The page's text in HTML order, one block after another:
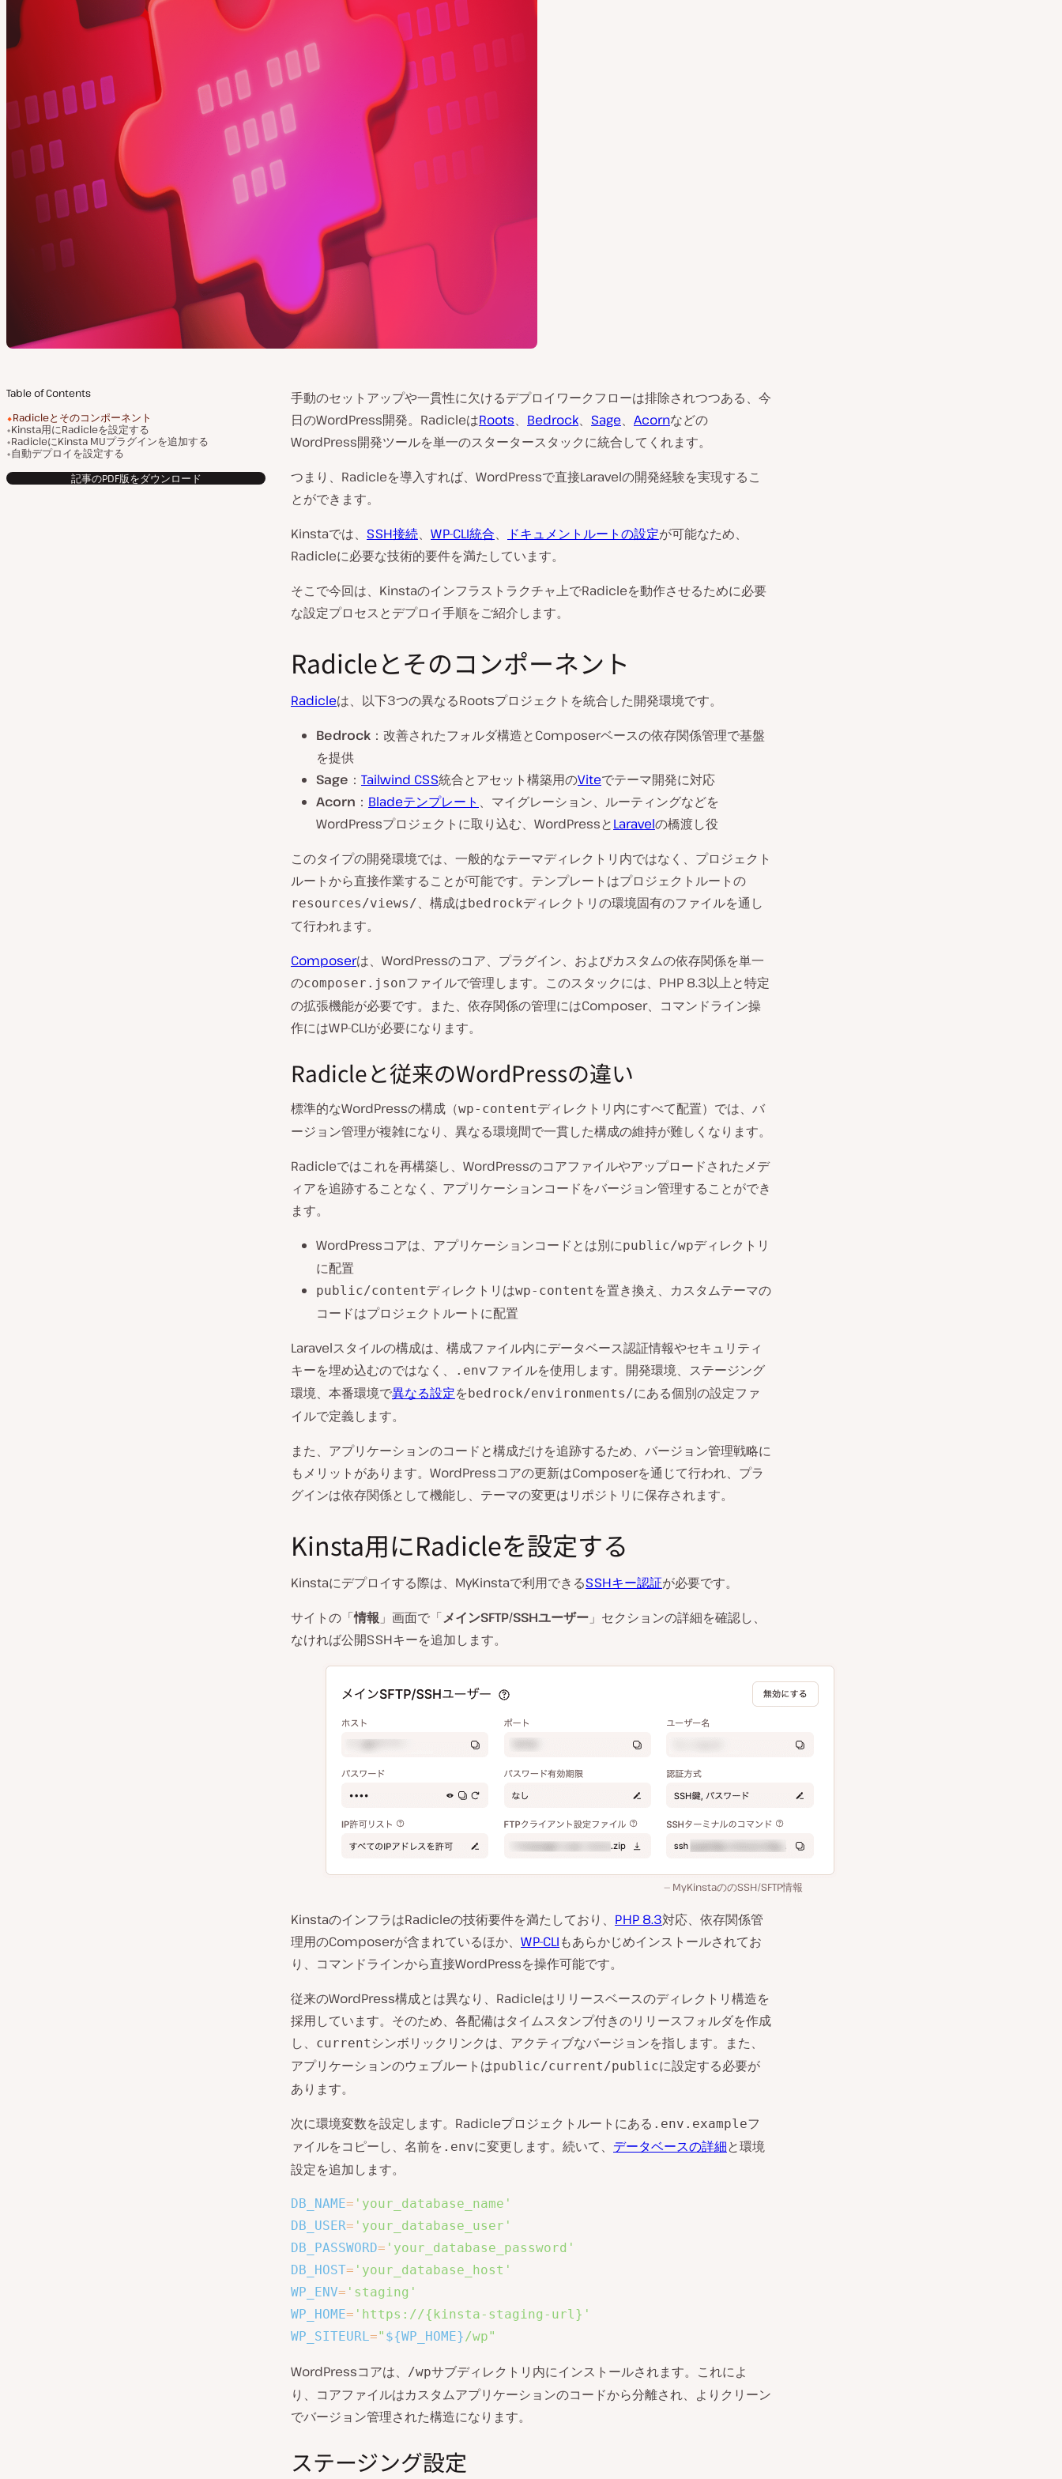
Table of Contents
Radicleとそのコンポーネント
Kinsta用にRadicleを設定する
RadicleにKinsta MUプラグインを追加する
自動デプロイを設定する
記事のPDF版をダウンロード
手動のセットアップや一貫性に欠けるデプロイワークフローは排除されつつある、今
日のWordPress開発。RadicleはRoots、 Bedrock、 Sage、 Acornなどの
WordPress開発ツールを単一のスタータースタックに統合してくれます。
つまり、Radicleを導入すれば、WordPressで直接Laravelの開発経験を実現するこ
とができます。
Kinstaでは、 SSH接続、 WP-CLI統合、 ドキュメントルートの設定が可能なため、
Radicleに必要な技術的要件を満たしています。
そこで今回は、Kinstaのインフラストラクチャ上でRadicleを動作させるために必要
な設定プロセスとデプロイ手順をご紹介します。
Radicleとそのコンポーネント
Radicleは、以下3つの異なるRootsプロジェクトを統合した開発環境です。
Bedrock ：改善されたフォルダ構造とComposerベースの依存関係管理で基盤
を提供
Sage ： Tailwind CSS統合とアセット構築用のViteでテーマ開発に対応
Acorn ： Bladeテンプレート 、マイグレーション、ルーティングなどを
WordPressプロジェクトに取り込む、WordPressとLaravelの橋渡し役
このタイプの開発環境では、一般的なテーマディレクトリ内ではなく、プロジェクト
ルートから直接作業することが可能です。テンプレートはプロジェクトルートの
resources/views/、構成はbedrockディレクトリの環境固有のファイルを通し
て行われます。
Composerは、WordPressのコア、プラグイン、およびカスタムの依存関係を単一
のcomposer.jsonファイルで管理します。このスタックには、PHP 8.3以上と特定
の拡張機能が必要です。また、依存関係の管理にはComposer、コマンドライン操
作にはWP-CLIが必要になります。
Radicleと従来のWordPressの違い
標準的なWordPressの構成（wp-contentディレクトリ内にすべて配置）では、バ
ージョン管理が複雑になり、異なる環境間で一貫した構成の維持が難しくなります。
Radicleではこれを再構築し、WordPressのコアファイルやアップロードされたメデ
ィアを追跡することなく、アプリケーションコードをバージョン管理することができ
ます。
WordPressコアは、アプリケーションコードとは別にpublic/wpディレクトリ
に配置
public/contentディレクトリはwp-content を置き換え、カスタムテーマの
コードはプロジェクトルートに配置
Laravelスタイルの構成は、構成ファイル内にデータベース認証情報やセキュリティ
キーを埋め込むのではなく、
.envファイルを使用します。開発環境、ステージング
環境、本番環境で異なる設定をbedrock/environments/にある個別の設定ファ
イルで定義します。
また、アプリケーションのコードと構成だけを追跡するため、バージョン管理戦略に
もメリットがあります。WordPressコアの更新はComposerを通じて行われ、プラ
グインは依存関係として機能し、テーマの変更はリポジトリに保存されます。
Kinsta用にRadicleを設定する
Kinstaにデプロイする際は、MyKinstaで利用できるSSHキー認証が必要です。
サイトの「情報 」画面で「メインSFTP/SSHユーザー 」セクションの詳細を確認し、
なければ公開SSHキーを追加します。
MyKinstaののSSH/SFTP情報
KinstaのインフラはRadicleの技術要件を満たしており、 PHP 8.3対応、依存関係管
理用のComposerが含まれているほか、 WP-CLIもあらかじめインストールされてお
り、コマンドラインから直接WordPressを操作可能です。
従来のWordPress構成とは異なり、Radicleはリリースベースのディレクトリ構造を
採用しています。そのため、各配備はタイムスタンプ付きのリリースフォルダを作成
し、
current シンボリックリンクは、アクティブなバージョンを指します。また、
アプリケーションのウェブルートはpublic/current/publicに設定する必要が
あります。
次に環境変数を設定します。Radicleプロジェクトルートにある .env.exampleフ
ァイルをコピーし、名前を .envに変更します。続いて、 データベースの詳細と環境
設定を追加します。
DB_NAME= 'your_database_name'
DB_USER= 'your_database_user'
DB_PASSWORD= 'your_database_password'
DB_HOST= 'your_database_host'
WP_ENV= 'staging'
WP_HOME= 'https://{kinsta-staging-url}'
WP_SITEURL=" ${WP_HOME}/wp"
WordPressコアは、 /wpサブディレクトリ内にインストールされます。これによ
り、コアファイルはカスタムアプリケーションのコードから分離され、よりクリーン
でバージョン管理された構造になります。
ステージング設定